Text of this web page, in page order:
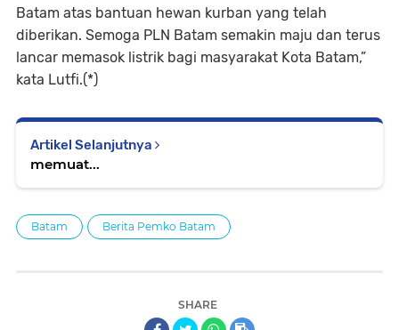
Batam atas bantuan hewan kurban yang telah
diberikan. Semoga PLN Batam semakin maju dan terus
lancar memasok listrik bagi masyarakat Kota Batam,”
kata Lutfi.(*)
Artikel Selanjutnya
memuat...
Batam Berita Pemko Batam
SHARE